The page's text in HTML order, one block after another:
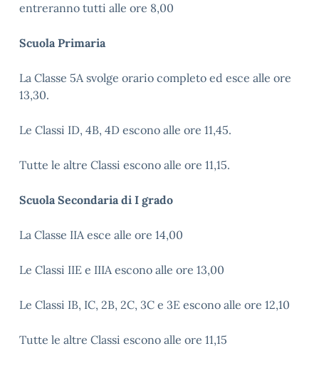
entreranno tutti alle ore 8,00
Scuola Primaria
La Classe 5A svolge orario completo ed esce alle ore
13,30.
Le Classi ID, 4B, 4D escono alle ore 11,45.
Tutte le altre Classi escono alle ore 11,15.
Scuola Secondaria di I grado
La Classe IIA esce alle ore 14,00
Le Classi IIE e IIIA escono alle ore 13,00
Le Classi IB, IC, 2B, 2C, 3C e 3E escono alle ore 12,10
Tutte le altre Classi escono alle ore 11,15